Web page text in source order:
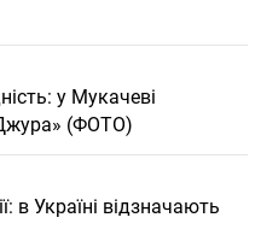
у Мукачеві
(ФОТО)
в Україні відзначають